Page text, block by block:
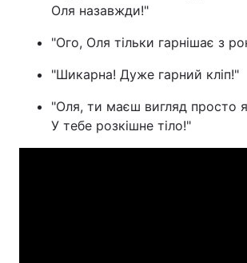
Оля назавжди!"
"Ого, Оля тільки гарнішає з
"Шикарна! Дуже гарний кліп!"
"Оля, ти маєш вигляд просто
У тебе розкішне тіло!"